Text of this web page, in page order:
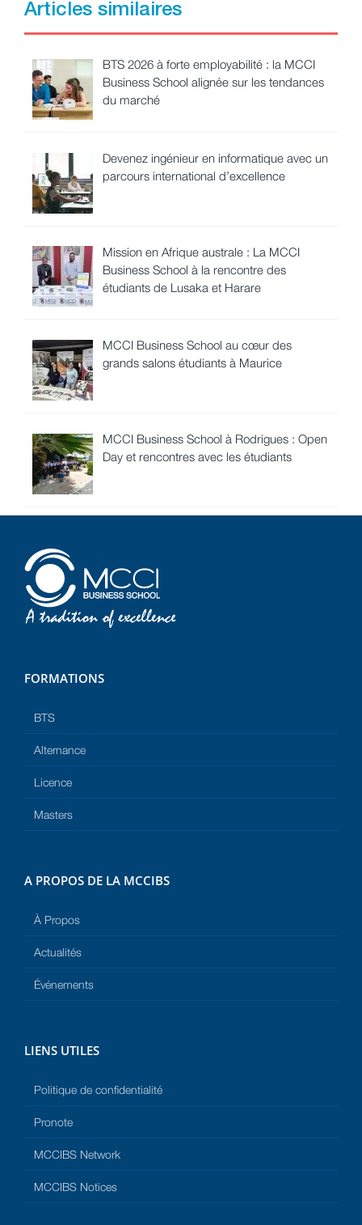
Articles similaires
BTS 2026 à forte employabilité : la MCCI
Business School alignée sur les tendances
du marché
Devenez ingénieur en informatique avec un
parcours international d’excellence
Mission en Afrique australe : La MCCI
Business School à la rencontre des
étudiants de Lusaka et Harare
MCCI Business School au cœur des
grands salons étudiants à Maurice
MCCI Business School à Rodrigues : Open
Day et rencontres avec les étudiants
FORMATIONS
BTS
Alternance
Licence
Masters
A PROPOS DE LA MCCIBS
À Propos
Actualités
Événements
LIENS UTILES
Politique de confidentialité
Pronote
MCCIBS Network
MCCIBS Notices